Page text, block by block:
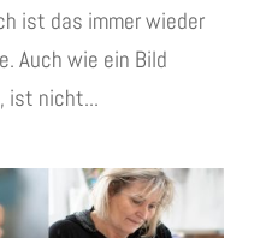
ist das immer wieder
Auch wie ein Bild
ist nicht...